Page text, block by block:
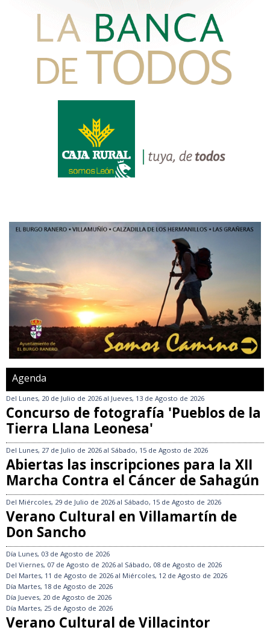
Agenda
Del Lunes, 20 de Julio de 2026 al Jueves, 13 de Agosto de 2026
Concurso de fotografía 'Pueblos de la
Tierra Llana Leonesa'
Del Lunes, 27 de Julio de 2026 al Sábado, 15 de Agosto de 2026
Abiertas las inscripciones para la XII
Marcha Contra el Cáncer de Sahagún
Del Miércoles, 29 de Julio de 2026 al Sábado, 15 de Agosto de 2026
Verano Cultural en Villamartín de
Don Sancho
Día Lunes, 03 de Agosto de 2026
Del Viernes, 07 de Agosto de 2026 al Sábado, 08 de Agosto de 2026
Del Martes, 11 de Agosto de 2026 al Miércoles, 12 de Agosto de 2026
Día Martes, 18 de Agosto de 2026
Día Jueves, 20 de Agosto de 2026
Día Martes, 25 de Agosto de 2026
Verano Cultural de Villacintor